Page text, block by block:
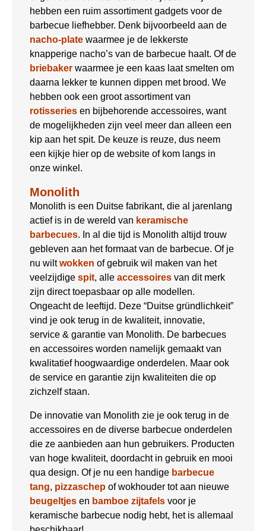
hebben een ruim assortiment gadgets voor de
barbecue liefhebber. Denk bijvoorbeeld aan de
nacho-plate waarmee je de lekkerste
knapperige nacho’s van de barbecue haalt. Of de
briebaker waarmee je een kaas laat smelten om
daarna lekker te kunnen dippen met brood. We
hebben ook een groot assortiment van
rotisseries en bijbehorende accessoires, want
de mogelijkheden zijn veel meer dan alleen een
kip aan het spit. De keuze is reuze, dus neem
een kijkje hier op de website of kom langs in
onze winkel.
Monolith
Monolith is een Duitse fabrikant, die al jarenlang
actief is in de wereld van keramische
barbecues. In al die tijd is Monolith altijd trouw
gebleven aan het formaat van de barbecue. Of je
nu wiltwokken of gebruik wil maken van het
veelzijdige spit, alle accessoires van dit merk
zijn direct toepasbaar op alle modellen.
Ongeacht de leeftijd. Deze “Duitse gründlichkeit”
vind je ook terug in de kwaliteit, innovatie,
service & garantie van Monolith. De barbecues
en accessoires worden namelijk gemaakt van
kwalitatief hoogwaardige onderdelen. Maar ook
de service en garantie zijn kwaliteiten die op
zichzelf staan.
De innovatie van Monolith zie je ook terug in de
accessoires en de diverse barbecue onderdelen
die ze aanbieden aan hun gebruikers. Producten
van hoge kwaliteit, doordacht in gebruik en mooi
qua design. Of je nu een handige barbecue
tang, pizzaschep of wokhouder tot aan nieuwe
beugeltjes en bamboe zijtafels voor je
keramische barbecue nodig hebt, het is allemaal